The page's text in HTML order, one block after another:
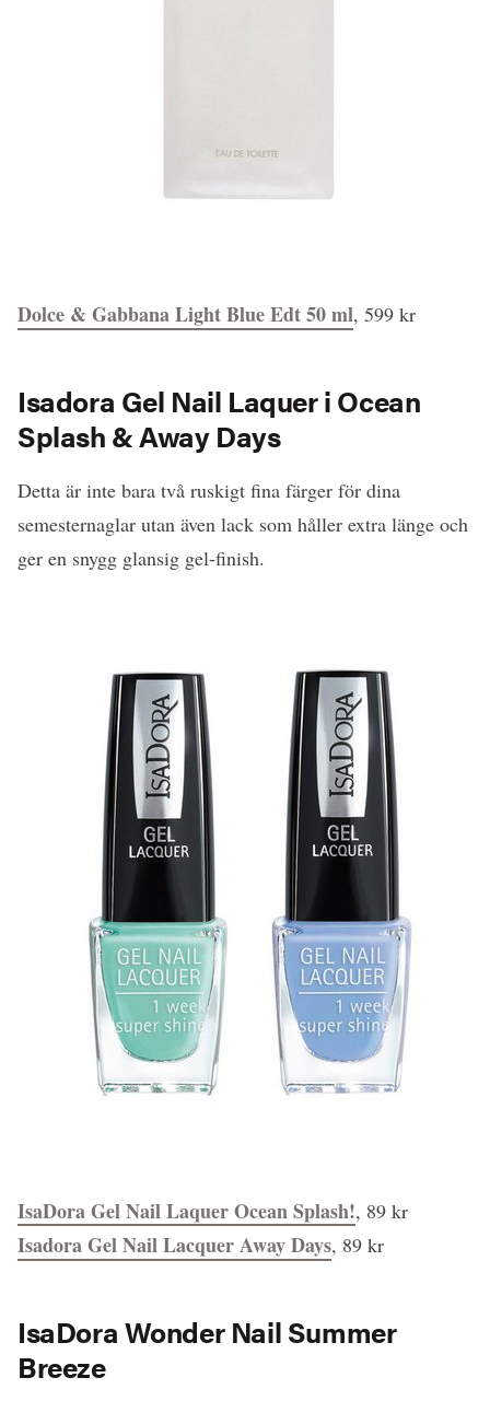
Dolce & Gabbana Light Blue Edt 50 ml, 599 kr
Isadora Gel Nail Laquer i Ocean
Splash & Away Days
Detta är inte bara två ruskigt fina färger för dina
semesternaglar utan även lack som håller extra länge och
ger en snygg glansig gel-finish.
IsaDora Gel Nail Laquer Ocean Splash!, 89 kr
Isadora Gel Nail Lacquer Away Days, 89 kr
IsaDora Wonder Nail Summer
Breeze